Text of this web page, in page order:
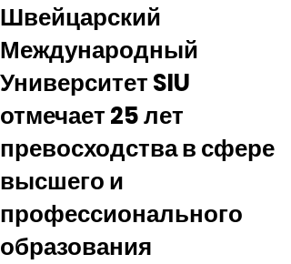
Швейцарский
Международный
Университет SIU
отмечает 25 лет
превосходства в сфере
высшего и
профессионального
образования